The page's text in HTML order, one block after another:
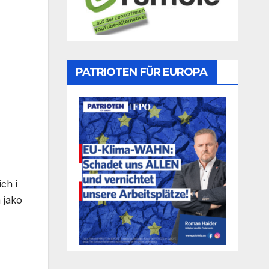
i
jako
PATRIOTEN FÜR EUROPA